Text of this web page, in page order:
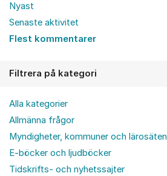
Nyast
Senaste aktivitet
Flest kommentarer
Filtrera på kategori
Alla kategorier
Allmänna frågor
Myndigheter, kommuner och lärosäten
E-böcker och ljudböcker
Tidskrifts- och nyhetssajter